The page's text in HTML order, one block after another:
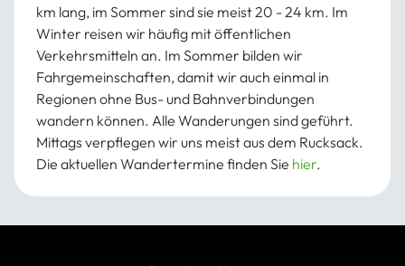
km lang, im Sommer sind sie meist 20 - 24 km. Im
Winter reisen wir häufig mit öffentlichen
Verkehrsmitteln an. Im Sommer bilden wir
Fahrgemeinschaften, damit wir auch einmal in
Regionen ohne Bus- und Bahnverbindungen
wandern können. Alle Wanderungen sind geführt.
Mittags verpflegen wir uns meist aus dem Rucksack.
Die aktuellen Wandertermine finden Sie hier.